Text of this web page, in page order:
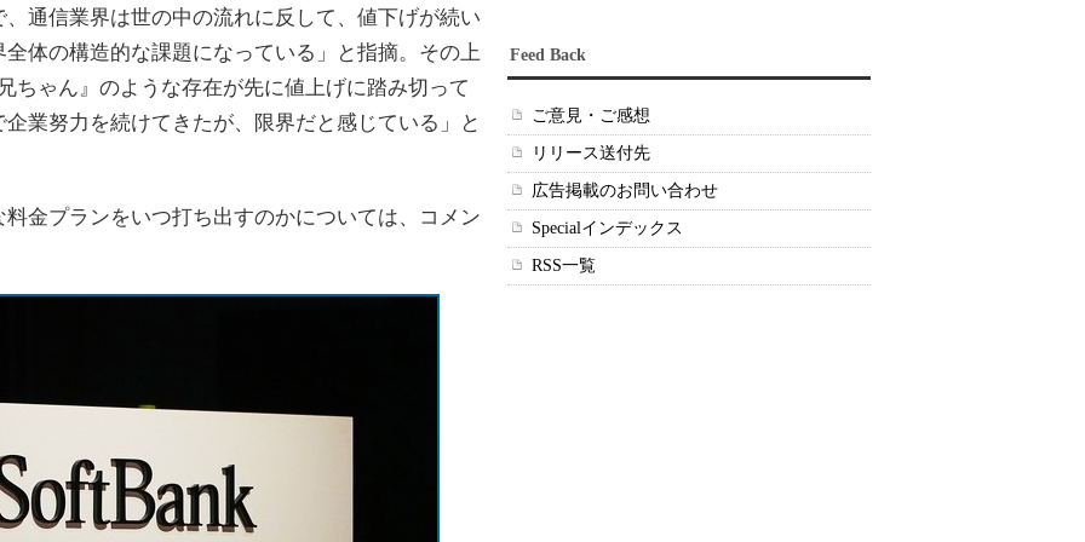
通信業界は世の中の流れに反して、値下げが続い
体の構造的な課題になっている」と指摘。その上
ちゃん』のような存在が先に値上げに踏み切って
業努力を続けてきたが、限界だと感じている」と
金プランをいつ打ち出すのかについては、コメン
Feed Back
ご意見・ご感想
リリース送付先
広告掲載のお問い合わせ
Specialインデックス
RSS一覧